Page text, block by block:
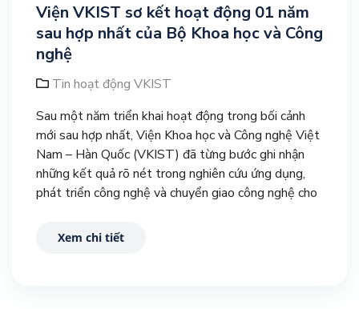
Viện VKIST sơ kết hoạt động 01 năm
sau hợp nhất của Bộ Khoa học và Công
nghệ
Tin hoạt động VKIST
Sau một năm triển khai hoạt động trong bối cảnh
mới sau hợp nhất, Viện Khoa học và Công nghệ Việt
Nam – Hàn Quốc (VKIST) đã từng bước ghi nhận
những kết quả rõ nét trong nghiên cứu ứng dụng,
phát triển công nghệ và chuyển giao công nghệ cho
Xem chi tiết